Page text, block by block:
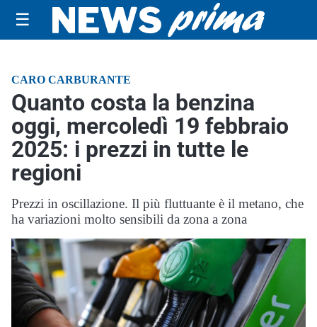
☰
CARO CARBURANTE
Quanto costa la benzina
oggi, mercoledì 19 febbraio
2025: i prezzi in tutte le
regioni
Prezzi in oscillazione. Il più fluttuante è il metano, che
ha variazioni molto sensibili da zona a zona